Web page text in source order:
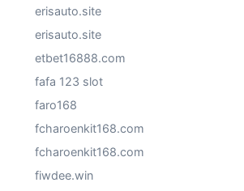
erisauto.site
erisauto.site
etbet16888.com
fafa 123 slot
faro168
fcharoenkit168.com
fcharoenkit168.com
fiwdee.win